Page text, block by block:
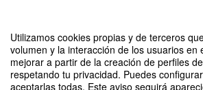
Utilizamos cookies propias y de terceros
volumen y la interacción de los usuarios en
mejorar a partir de la creación de perfiles
respetando tu privacidad. Puedes
aceptarlas todas. Este aviso seguirá
I Edición: Creación y escalado de negocios con